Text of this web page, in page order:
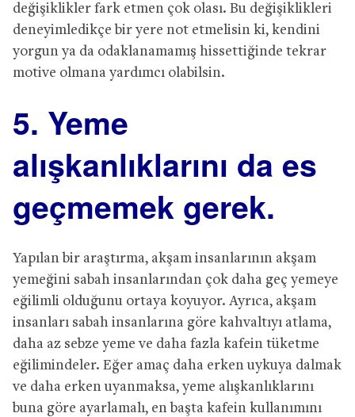
değişiklikler fark etmen çok olası. Bu değişiklikleri
deneyimledikçe bir yere not etmelisin ki, kendini
yorgun ya da odaklanamamış hissettiğinde tekrar
motive olmana yardımcı olabilsin.
5. Yeme
alışkanlıklarını da es
geçmemek gerek.
Yapılan bir araştırma, akşam insanlarının akşam
yemeğini sabah insanlarından çok daha geç yemeye
eğilimli olduğunu ortaya koyuyor. Ayrıca, akşam
insanları sabah insanlarına göre kahvaltıyı atlama,
daha az sebze yeme ve daha fazla kafein tüketme
eğilimindeler. Eğer amaç daha erken uykuya dalmak
ve daha erken uyanmaksa, yeme alışkanlıklarını
buna göre ayarlamalı, en başta kafein kullanımını